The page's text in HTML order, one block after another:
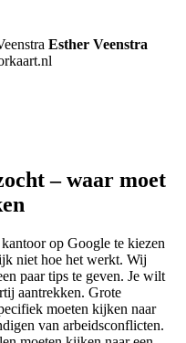
Esther Veenstra
– waar moet
op Google te kiezen
niet hoe het werkt. Wij
paar tips te geven. Je wilt
aantrekken. Grote
moeten kijken naar
van arbeidsconflicten.